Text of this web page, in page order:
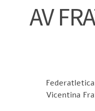
AV
Vicentina